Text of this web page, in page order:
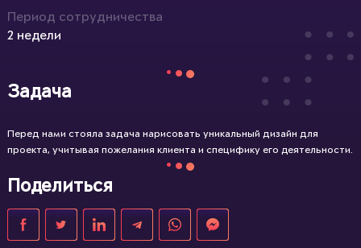
Период сотрудничества
2 недели
Задача
Перед нами стояла задача нарисовать уникальный дизайн для
проекта, учитывая пожелания клиента и специфику его деятельности.
Поделиться